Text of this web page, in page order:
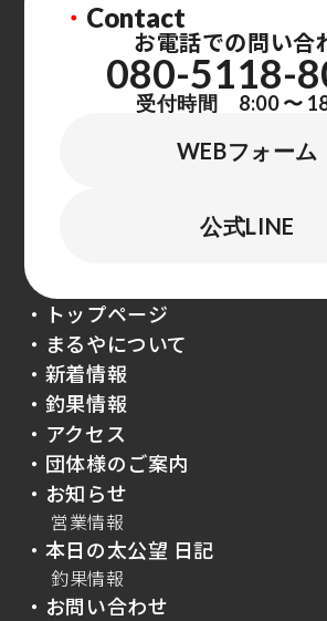
・ Contact
お電話での問い合
080-5118-
受付時間 8:00 〜
WEBフォーム
公式LINE
・トップページ
・まるやについて
・新着情報
・釣果情報
・アクセス
・団体様のご案内
・お知らせ
営業情報
・本日の太公望 日記
釣果情報
・お問い合わせ